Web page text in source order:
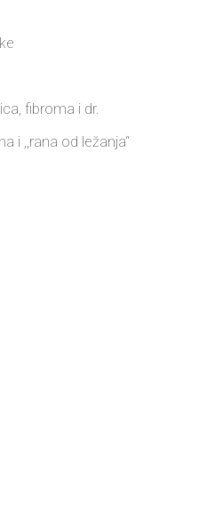
fibroma i dr.
i ,,rana od ležanja“